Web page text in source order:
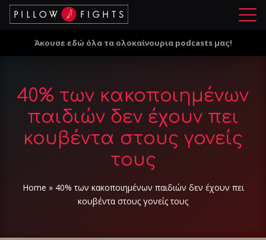
Μ
ο
Άκουσε εδώ όλα τα ολοκαίνουρια podcasts μας!
40% των κακοποιημένων
παιδιών δεν έχουν πει
κουβέντα στους γονείς
τους
Home » 40% των κακοποιημένων παιδιών δεν έχουν πει
κουβέντα στους γονείς τους